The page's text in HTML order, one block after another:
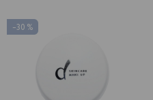
-30 %